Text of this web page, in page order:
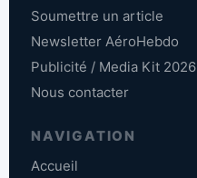
Soumettre un article
Newsletter AéroHebdo
Publicité / Media Kit 2026
Nous contacter
NAVIGATION
Accueil